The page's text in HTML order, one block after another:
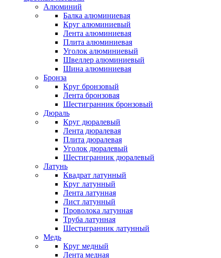
Алюминий
Балка алюминиевая
Круг алюминиевый
Лента алюминиевая
Плита алюминиевая
Уголок алюминиевый
Швеллер алюминиевый
Шина алюминиевая
Бронза
Круг бронзовый
Лента бронзовая
Шестигранник бронзовый
Дюраль
Круг дюралевый
Лента дюралевая
Плита дюралевая
Уголок дюралевый
Шестигранник дюралевый
Латунь
Квадрат латунный
Круг латунный
Лента латунная
Лист латунный
Проволока латунная
Труба латунная
Шестигранник латунный
Медь
Круг медный
Лента медная